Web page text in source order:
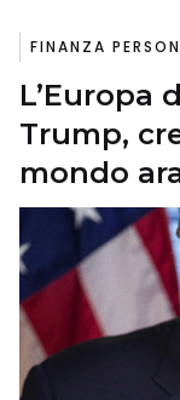
FINANZA
L’Europa
Trump,
mondo